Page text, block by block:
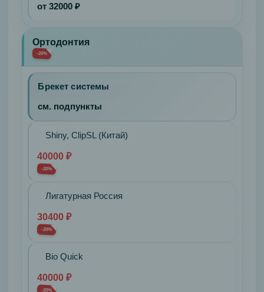
Cerec
Протезирование
зубов
Дуговые
кламерной
С
замковым
креплением
протезы
Частичный
х
от 32000 ₽
Ортодонтия
-20%
Брекет системы
см. подпункты
Shiny, ClipSL (Китай)
40000 ₽
-20%
Лигатурная Россия
30400 ₽
-20%
Bio Quick
40000 ₽
-20%